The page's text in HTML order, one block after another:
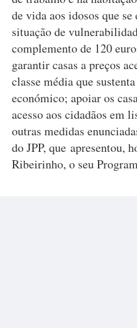
de vida aos idosos que
situação de
complemento de 120
garantir casas a preços
classe média que
económico; apoiar os
acesso aos cidadãos em
outras medidas
do JPP, que apresentou,
Ribeirinho, o seu